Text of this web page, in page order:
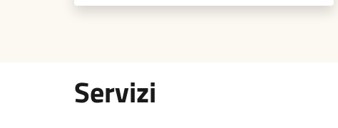
Servizi